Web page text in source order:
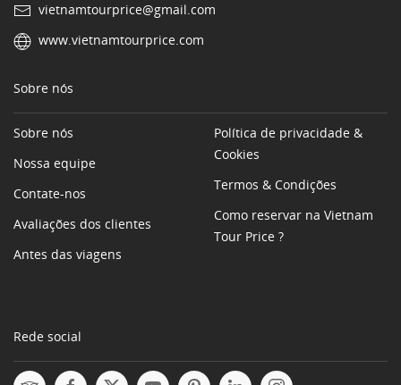
vietnamtourprice@gmail.com
www.vietnamtourprice.com
Sobre nós
Sobre nós
Nossa equipe
Contate-nos
Avaliações dos clientes
Antes das viagens
Política de privacidade &
Cookies
Termos & Condições
Como reservar na Vietnam
Tour Price ?
Rede social